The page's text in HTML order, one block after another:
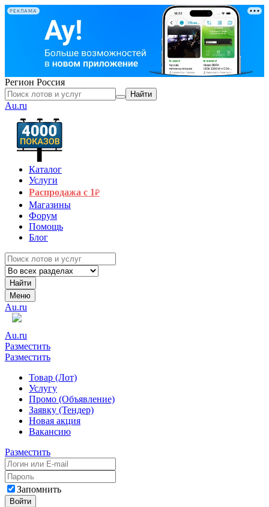
РЕКЛАМА
Регион Россия
Найти
Au.ru
Каталог
Услуги
Распродажа с 1₽
Магазины
Форум
Помощь
Блог
Найти
Меню
Au.ru
Au.ru
Разместить
Разместить
Товар (Лот)
Услугу
Промо (Объявление)
Заявку (Тендер)
Новая акция
Вакансию
Разместить
Запомнить
Войти